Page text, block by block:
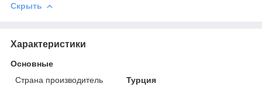
Скрыть
Характеристики
Основные
Страна производитель
Турция